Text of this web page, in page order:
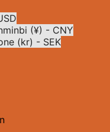
(¥) - CNY
(kr) - SEK